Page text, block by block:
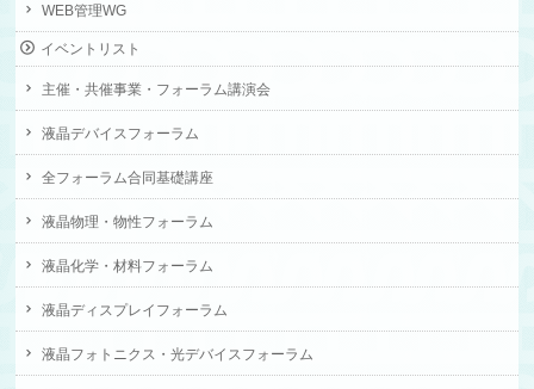
WEB管理WG
イベントリスト
主催・共催事業・フォーラム講演会
液晶デバイスフォーラム
全フォーラム合同基礎講座
液晶物理・物性フォーラム
液晶化学・材料フォーラム
液晶ディスプレイフォーラム
液晶フォトニクス・光デバイスフォーラム